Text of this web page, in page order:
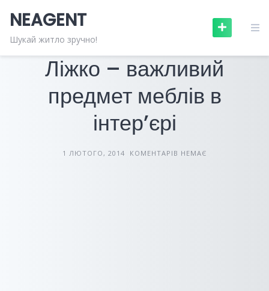
content
NEAGENT
Шукай житло зручно!МЕБЛІ ТА ПОБУТОВА ТЕХНІКА СТАТТІ
Ліжко – важливий
предмет меблів в
інтер’єрі
1 ЛЮТОГО, 2014 КОМЕНТАРІВ НЕМАЄ